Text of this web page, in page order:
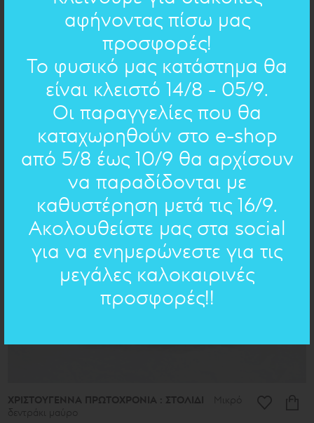
ΧΡΙΣΤΟΥΓΕΝΝΑ ΠΡΩΤΟΧΡΟΝΙΑ : ΣΤΟΛΙΔΙ
Μικρό
δεντράκι χρυσό
ΧΡΙΣΤΟΥΓΕΝΝΑ ΠΡΩΤΟΧΡΟΝΙΑ : ΣΤΟΛΙΔΙ
Μικρό
δεντράκι μαύρο
αφήνοντας πίσω μας
προσφορές!
Το φυσικό μας κατάστημα θα
είναι κλειστό 14/8 - 05/9.
Οι παραγγελίες που θα
καταχωρηθούν στο e-shop
από 5/8 έως 10/9 θα αρχίσουν
να παραδίδονται με
καθυστέρηση μετά τις 16/9.
Ακολουθείστε μας στα social
για να ενημερώνεστε για τις
μεγάλες καλοκαιρινές
προσφορές!!